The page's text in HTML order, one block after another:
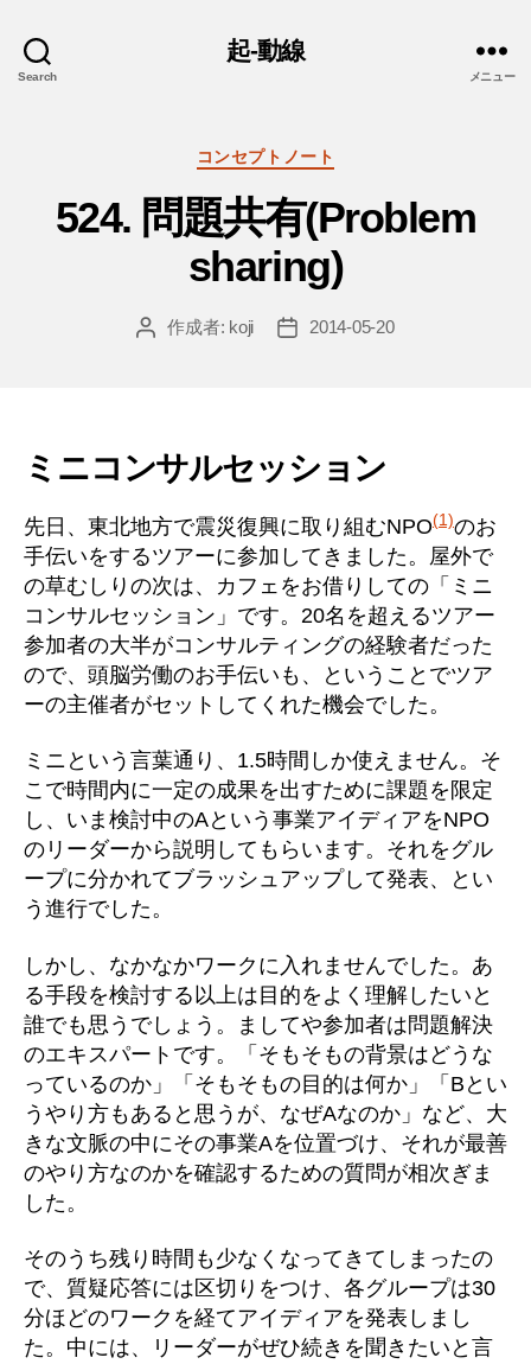
Search
起-動線
メニュー
カ
ゴ
リ
ー
コンセプトノート
524. 問題共有(Problem
sharing)
投
作成者: koji
投
2014-05-20
ミニコンサルセッション
先日、東北地方で震災復興に取り組むNPO(1)のお
手伝いをするツアーに参加してきました。屋外で
の草むしりの次は、カフェをお借りしての「ミニ
コンサルセッション」です。20名を超えるツアー
参加者の大半がコンサルティングの経験者だった
ので、頭脳労働のお手伝いも、ということでツア
ーの主催者がセットしてくれた機会でした。
ミニという言葉通り、1.5時間しか使えません。そ
こで時間内に一定の成果を出すために課題を限定
し、いま検討中のAという事業アイディアをNPO
のリーダーから説明してもらいます。それをグル
ープに分かれてブラッシュアップして発表、とい
う進行でした。
しかし、なかなかワークに入れませんでした。あ
る手段を検討する以上は目的をよく理解したいと
誰でも思うでしょう。ましてや参加者は問題解決
のエキスパートです。「そもそもの背景はどうな
っているのか」「そもそもの目的は何か」「Bとい
うやり方もあると思うが、なぜAなのか」など、大
きな文脈の中にその事業Aを位置づけ、それが最善
のやり方なのかを確認するための質問が相次ぎま
した。
そのうち残り時間も少なくなってきてしまったの
で、質疑応答には区切りをつけ、各グループは30
分ほどのワークを経てアイディアを発表しまし
た。中には、リーダーがぜひ続きを聞きたいと言